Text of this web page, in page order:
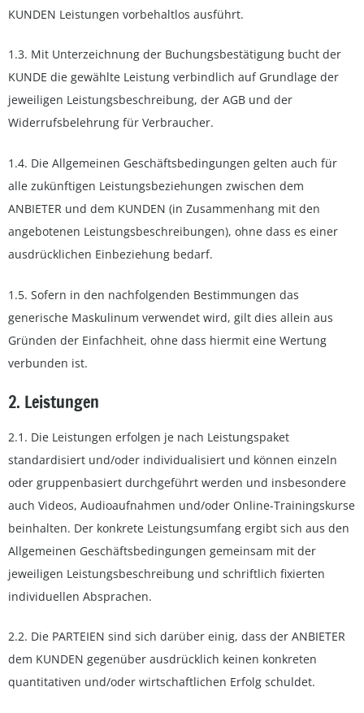
KUNDEN Leistungen vorbehaltlos ausführt.
1.3. Mit Unterzeichnung der Buchungsbestätigung bucht der
KUNDE die gewählte Leistung verbindlich auf Grundlage der
jeweiligen Leistungsbeschreibung, der AGB und der
Widerrufsbelehrung für Verbraucher.
1.4. Die Allgemeinen Geschäftsbedingungen gelten auch für
alle zukünftigen Leistungsbeziehungen zwischen dem
ANBIETER und dem KUNDEN (in Zusammenhang mit den
angebotenen Leistungsbeschreibungen), ohne dass es einer
ausdrücklichen Einbeziehung bedarf.
1.5. Sofern in den nachfolgenden Bestimmungen das
generische Maskulinum verwendet wird, gilt dies allein aus
Gründen der Einfachheit, ohne dass hiermit eine Wertung
verbunden ist.
2. Leistungen
2.1. Die Leistungen erfolgen je nach Leistungspaket
standardisiert und/oder individualisiert und können einzeln
oder gruppenbasiert durchgeführt werden und insbesondere
auch Videos, Audioaufnahmen und/oder Online-Trainingskurse
beinhalten. Der konkrete Leistungsumfang ergibt sich aus den
Allgemeinen Geschäftsbedingungen gemeinsam mit der
jeweiligen Leistungsbeschreibung und schriftlich fixierten
individuellen Absprachen.
2.2. Die PARTEIEN sind sich darüber einig, dass der ANBIETER
dem KUNDEN gegenüber ausdrücklich keinen konkreten
quantitativen und/oder wirtschaftlichen Erfolg schuldet.